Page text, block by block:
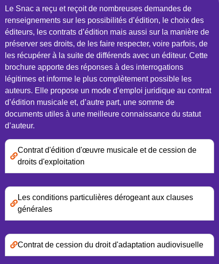
Le Snac a reçu et reçoit de nombreuses demandes de
renseignements sur les possibilités d’édition, le choix des
éditeurs, les contrats d’édition mais aussi sur la manière de
préserver ses droits, de les faire respecter, voire parfois, de
les récupérer à la suite de différends avec un éditeur. Cette
brochure apporte des réponses à des interrogations
légitimes et informe le plus complètement possible les
auteurs. Elle propose un mode d’emploi juridique au contrat
d’édition musicale et, d’autre part, une somme de
documents utiles à une meilleure connaissance du statut
d’auteur.
Contrat d'édition d'œuvre musicale et de cession de
droits d'exploitation
Les conditions particulières dérogeant aux clauses
générales
Contrat de cession du droit d'adaptation audiovisuelle